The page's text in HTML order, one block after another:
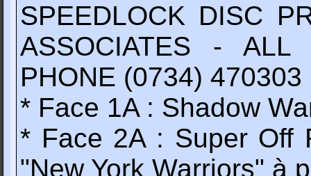
SPEEDLOCK DISC
ASSOCIATES - ALL
PHONE (0734) 470303
* Face 1A : Shadow
* Face 2A : Super Off
"New York Warriors" à